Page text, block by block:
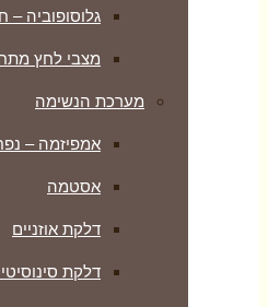
גלוסופוביה
מצבי לחץ מתח
מערכת הנשימה
אמפיזמה –
אסטמה
דלקת אוזניים
דלקת